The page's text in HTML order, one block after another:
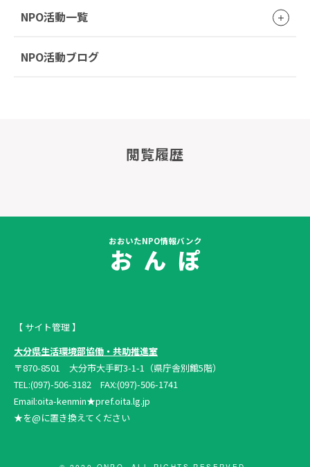
NPO活動一覧
NPO活動ブログ
閲覧履歴
おおいたNPO情報バンク
お ん ぽ
【 サイト管理 】
大分県生活環境部協働・共助推進室
〒870-8501 大分市大手町3-1-1（県庁舎別館5階）
TEL:(097)-506-3182 FAX:(097)-506-1741
Email:oita-kenmin★pref.oita.lg.jp
★を@に置き換えてください